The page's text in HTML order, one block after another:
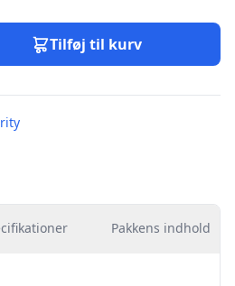
Tilføj til kurv
Pakkens indhold